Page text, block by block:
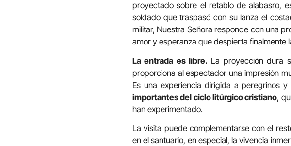
proyectado sobre el retablo de alabasro,
soldado que traspasó con su lanza el
militar, Nuestra Señora responde con una
amor y esperanza que despierta finalmente
La entrada es libre. La proyección dura
proporciona al espectador una impresión
Es una experiencia dirigida a peregrinos
importantes del ciclo litúrgico cristiano,
han experimentado.
La visita puede complementarse con el
en el santuario, en especial, la vivencia